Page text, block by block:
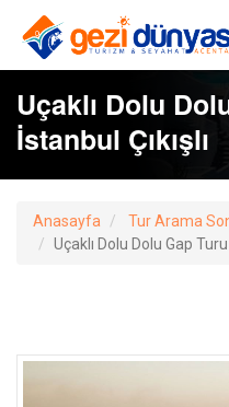
Uçaklı Dolu
İstanbul Çıkışlı
Anasayfa
Tur Arama
Uçaklı Dolu Dolu Gap Turu